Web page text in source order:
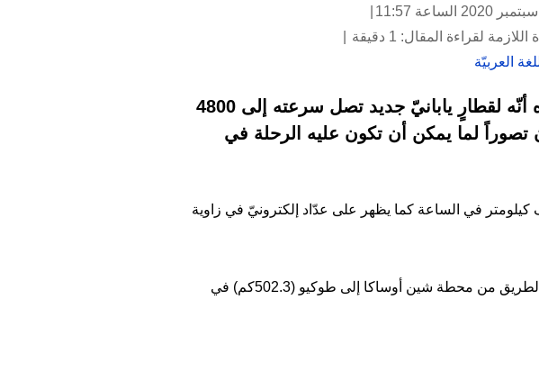
اللازمة لقراءة المقال: 1 دقيقة
العربيّة
يتداول مستخدمون لمواقع التواصل الاجتماعي فيديو يدّعي ناشروه أنّه لقطارٍ يابانيّ جديد تصل سرعته إلى 4800
لما يمكن أن تكون عليه الرحلة في
من محطة حيث ينطلق القطار وتتصاعد سرعته بشكل كبير لتتجاوز 4 آلاف كيلومتر في الساعة كما يظهر على عدّاد إلكترونيّ في زاوية
يصل القطار السريع الياباني الجديد إلى ما لا يمكن تصوره 4.800 كم / ساعة ، ليكمل الطريق من محطة شين أوساكا إلى طوكيو (502.3كم) في